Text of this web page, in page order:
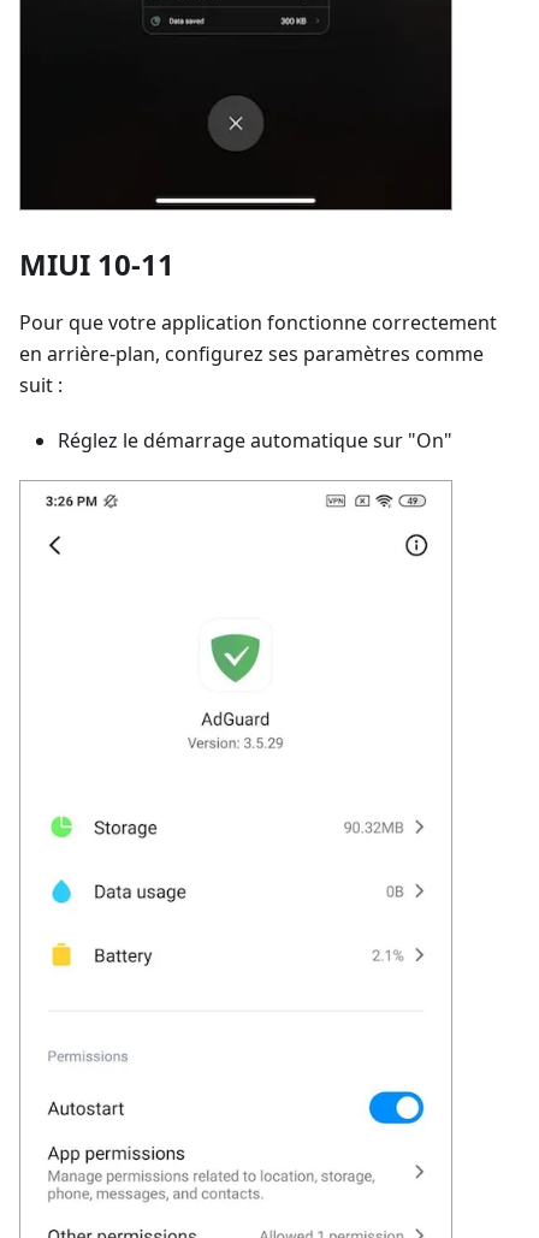
MIUI 10-11
Pour que votre application fonctionne correctement
en arrière-plan, configurez ses paramètres comme
suit :
Réglez le démarrage automatique sur "On"